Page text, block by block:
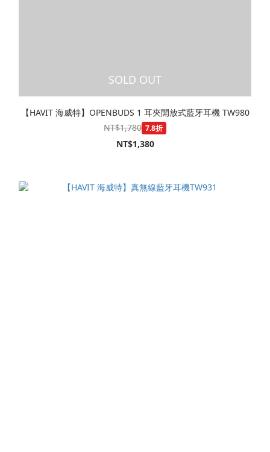
SOLD OUT
【HAVIT 海威特】OPENBUDS 1 耳夾開放式藍牙耳機 TW980
NT$1,780 7.8折
NT$1,380